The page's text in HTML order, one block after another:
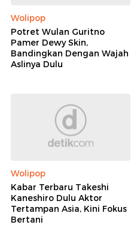
Wolipop
Potret Wulan Guritno
Pamer Dewy Skin,
Bandingkan Dengan Wajah
Aslinya Dulu
Wolipop
Kabar Terbaru Takeshi
Kaneshiro Dulu Aktor
Tertampan Asia, Kini Fokus
Bertani